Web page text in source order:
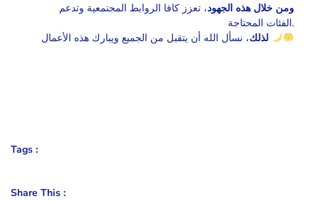
ومن خلال هذه الجهود، تعزز كافا الروابط المجتمعية وتدعم
الفئات المحتاجة.
لذلك
Tags :
Share This :